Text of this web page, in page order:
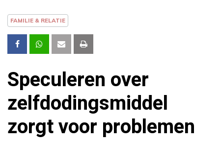
FAMILIE & RELATIE
Speculeren over
zelfdodingsmiddel
zorgt voor problemen